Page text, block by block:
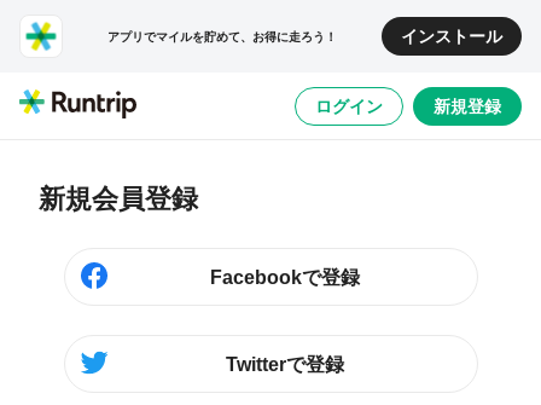
アプリでマイルを貯めて、お得に走ろう！ インストール
ログイン 新規登録
新規会員登録
Facebookで登録
Twitterで登録